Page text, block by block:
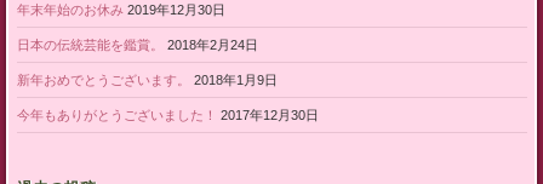
年末年始のお休み 2019年12月30日
日本の伝統芸能を鑑賞。 2018年2月24日
新年おめでとうございます。 2018年1月9日
今年もありがとうございました！ 2017年12月30日